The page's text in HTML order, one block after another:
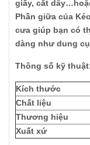
giấy, cắt
Phần giữa của
cưa giúp bạn có
dàng như dung
Thông số kỹ
Kích thước
Chất liệu
Thương hiệu
Xuất xứ